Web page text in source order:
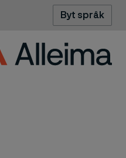
Byt språk